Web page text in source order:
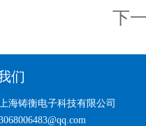
下
们
海铸衡电子科技有限公司